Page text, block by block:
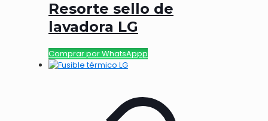
Resorte sello de
lavadora LG
Comprar por WhatsAppp